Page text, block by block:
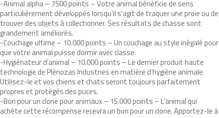
-Animal alpha – 7500 points – Votre animal bénéficie de sens
particulièrement développés lorsqu’il s’agit de traquer une proie ou de
trouver des objets à collectionner. Ses résultats de chasse sont
grandement améliorés.
-Couchage ultime – 10.000 points – Un couchage au style inégalé pour
que votre animal puisse dormir avec classe.
-Hygiénateur d’animal – 10.000 points – Le dernier produit haute
technologie de Plènozas Industries en matière d’hygiène animale.
Utilisez-le et vos chiens et chats seront toujours parfaitement
propres et protégés des puces.
-Bon pour un clone pour animaux – 15.000 points – L’animal qui
achète cette récompense recevra un bon pour un clone. Apportez-le à